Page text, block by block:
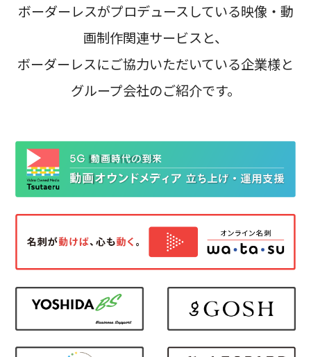
ボーダーレスがプロデュースしている映像・動
画制作関連サービスと、
ボーダーレスにご協力いただいている企業様と
グループ会社のご紹介です。